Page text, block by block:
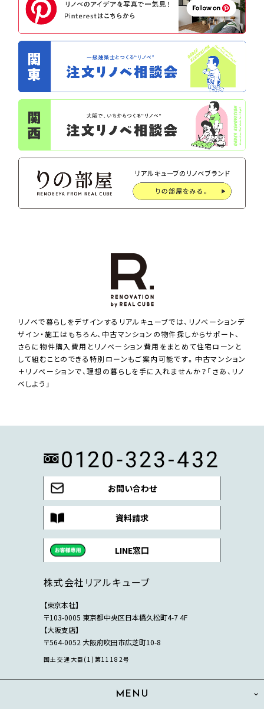
リノベで暮らしをデザインするリアルキューブでは、リノベーションデ
ザイン・施工はもちろん、中古マンションの物件探しからサポート、
さらに物件購入費用とリノベーション費用をまとめて住宅ローンと
して組むことのできる特別ローンもご案内可能です。中古マンション
＋リノベーションで、理想の暮らしを手に入れませんか？「さあ、リノ
ベしよう」
お問い合わせ
資料請求
LINE窓口
株式会社リアルキューブ
【東京本社】
〒103-0005 東京都中央区日本橋久松町4-7 4F
【大阪支店】
〒564-0052 大阪府吹田市広芝町10-8
国土交通大臣(1)第11182号
MENU